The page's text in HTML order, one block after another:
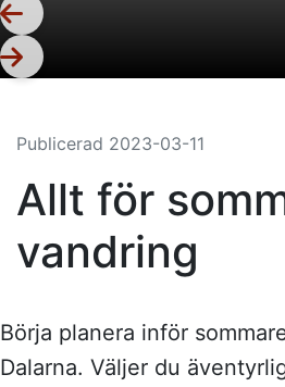
Publicerad 2023-03-11
Allt för
vandring
Börja planera inför
Dalarna. Väljer du